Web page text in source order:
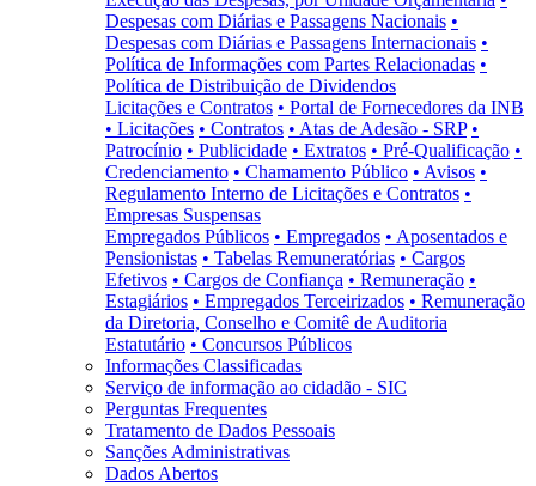
Despesas com Diárias e Passagens Nacionais •
Despesas com Diárias e Passagens Internacionais •
Política de Informações com Partes Relacionadas •
Política de Distribuição de Dividendos
Licitações e Contratos • Portal de Fornecedores da INB
• Licitações • Contratos • Atas de Adesão - SRP •
Patrocínio • Publicidade • Extratos • Pré-Qualificação •
Credenciamento • Chamamento Público • Avisos •
Regulamento Interno de Licitações e Contratos •
Empresas Suspensas
Empregados Públicos • Empregados • Aposentados e
Pensionistas • Tabelas Remuneratórias • Cargos
Efetivos • Cargos de Confiança • Remuneração •
Estagiários • Empregados Terceirizados • Remuneração
da Diretoria, Conselho e Comitê de Auditoria
Estatutário • Concursos Públicos
Informações Classificadas
Serviço de informação ao cidadão - SIC
Perguntas Frequentes
Tratamento de Dados Pessoais
Sanções Administrativas
Dados Abertos